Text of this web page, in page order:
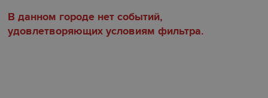
В данном городе нет событий,
удовлетворяющих условиям фильтра.